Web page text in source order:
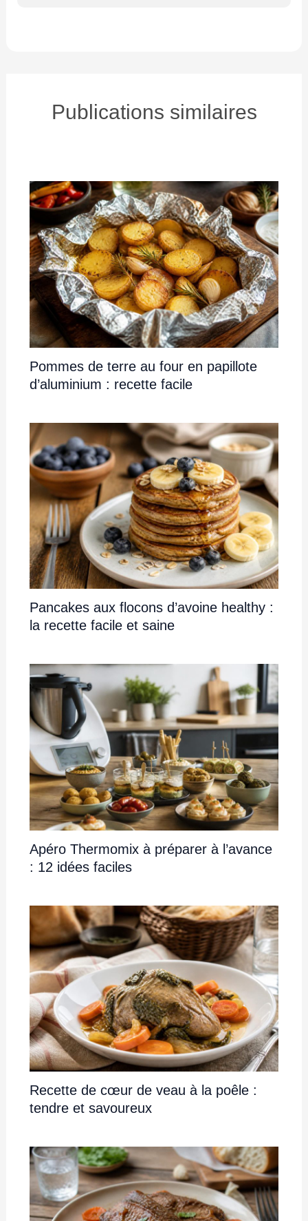
Publications similaires
Pommes de terre au four en papillote
d’aluminium : recette facile
Pancakes aux flocons d’avoine healthy :
la recette facile et saine
Apéro Thermomix à préparer à l’avance
: 12 idées faciles
Recette de cœur de veau à la poêle :
tendre et savoureux